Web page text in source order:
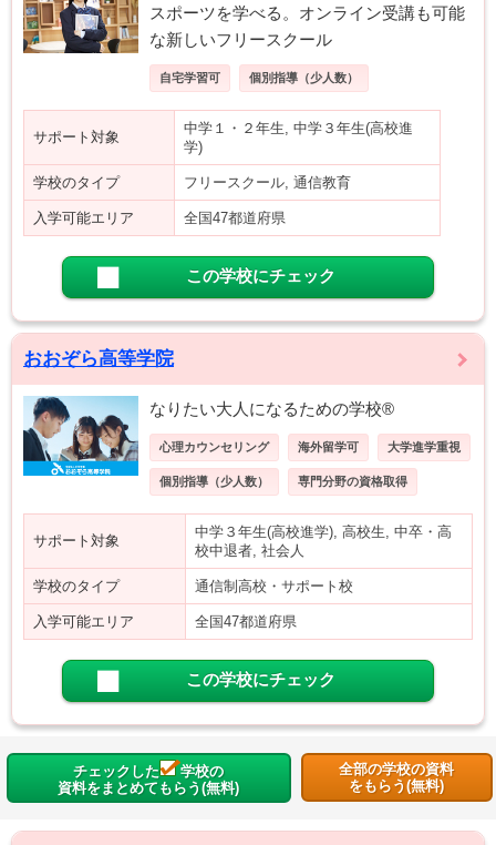
スポーツを学べる。オンライン受講も可能
な新しいフリースクール
自宅学習可 個別指導（少人数）
サポート対象
中学１・２年生, 中学３年生(高校進
学)
学校のタイプ フリースクール, 通信教育
入学可能エリア 全国47都道府県
この学校にチェック
おおぞら高等学院
なりたい大人になるための学校®
心理カウンセリング 海外留学可 大学進学重視
個別指導（少人数） 専門分野の資格取得
サポート対象
中学３年生(高校進学), 高校生, 中卒・高
校中退者, 社会人
学校のタイプ 通信制高校・サポート校
入学可能エリア 全国47都道府県
この学校にチェック
チェックした
学校の
資料をまとめてもらう(無料)
全部の学校の資料
をもらう(無料)